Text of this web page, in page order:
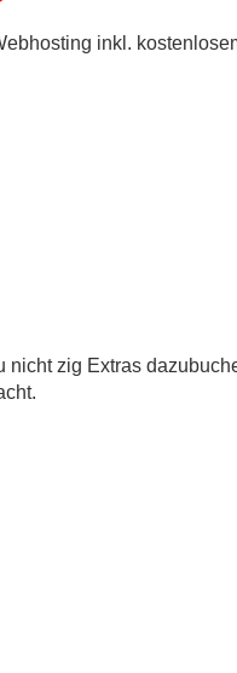
inkl.
nicht zig Extras